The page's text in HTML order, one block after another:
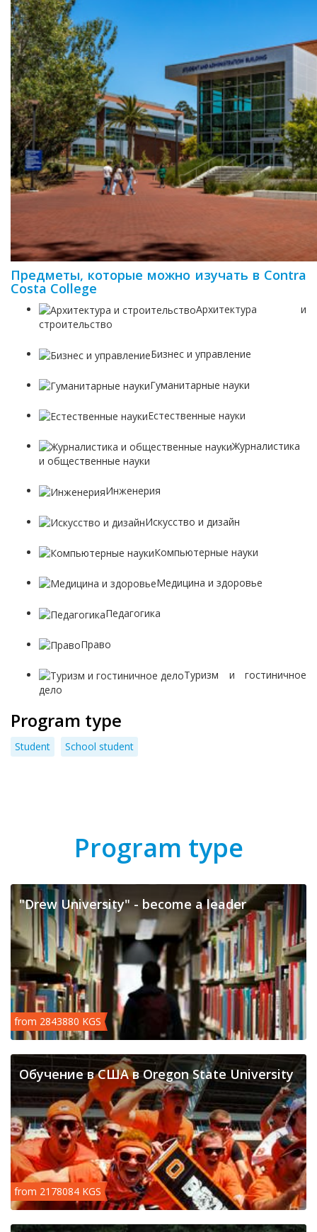
Предметы, которые можно изучать в Contra
Costa College
Архитектура и
строительство
Бизнес и управление
Гуманитарные науки
Естественные науки
Журналистика
и общественные науки
Инженерия
Искусство и дизайн
Компьютерные науки
Медицина и здоровье
Педагогика
Право
Туризм и гостиничное
дело
Program type
Student School student
Program type
"Drew University" - become a leader
from 2843880 KGS
Обучение в США в Oregon State University
from 2178084 KGS